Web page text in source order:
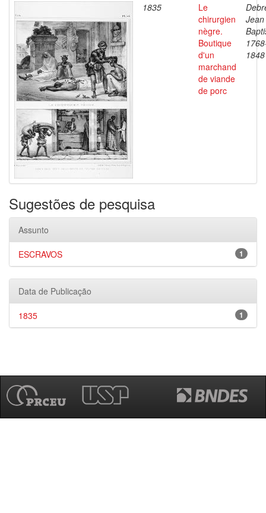
1835
Le
chirurgien
nègre.
Boutique
d'un
marchand
de viande
de porc
Jean
1848
Sugestões de pesquisa
Assunto
1
ESCRAVOS
Data de Publicação
1
1835